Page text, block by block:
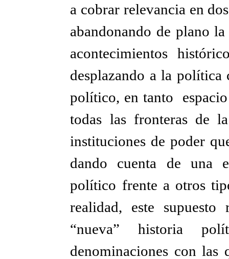
a cobrar relevancia en
abandonando de plano
acontecimientos
desplazando a la
político, en tanto
todas las fronteras de
instituciones de poder
dando cuenta de una
político frente a otros
realidad, este
“nueva” historia
denominaciones con las